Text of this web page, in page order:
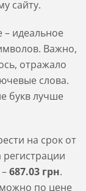
сайту.
идеальное
Важно,
отражало
слова.
букв лучше
на срок от
687.03грн.
по цене